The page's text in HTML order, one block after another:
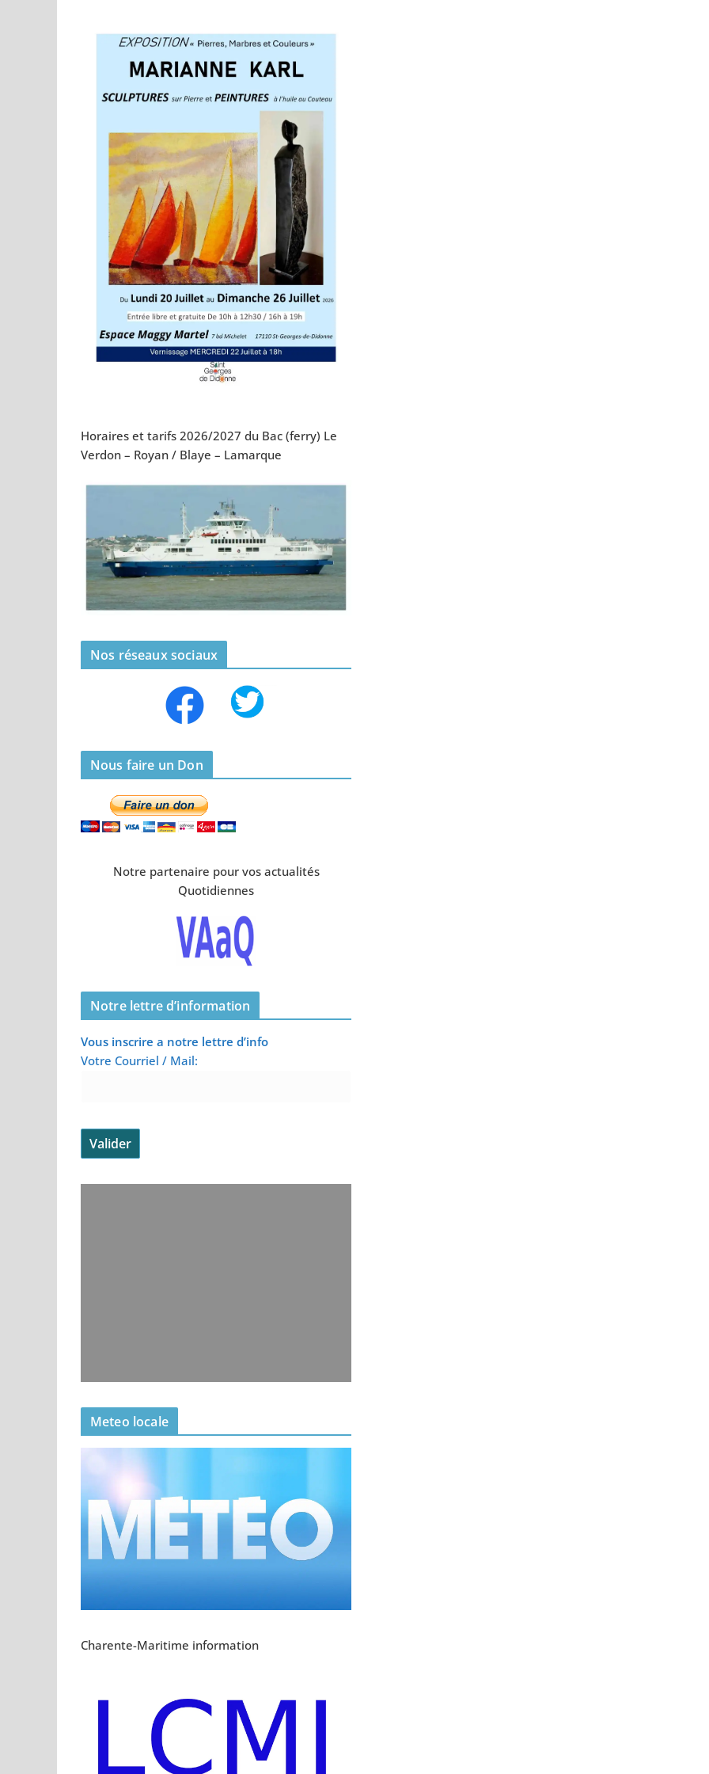
Horaires et tarifs 2026/2027 du Bac (ferry) Le
Verdon – Royan / Blaye – Lamarque
Nos réseaux sociaux
Nous faire un Don
Notre partenaire pour vos actualités
Quotidiennes
Notre lettre d’information
Vous inscrire a notre lettre d’info
Votre Courriel / Mail:
Meteo locale
Charente-Maritime information